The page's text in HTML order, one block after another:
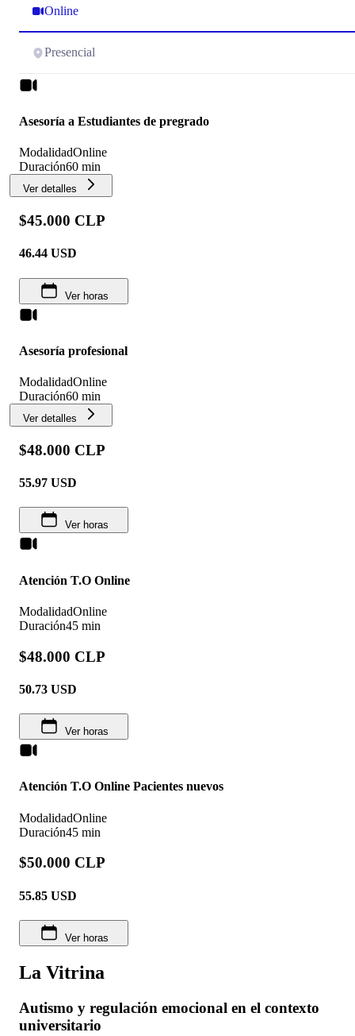
Online
Presencial
Asesoría a Estudiantes de pregrado
ModalidadOnline
Duración60 min
Ver detalles
$45.000 CLP
46.44 USD
Ver horas
Asesoría profesional
ModalidadOnline
Duración60 min
Ver detalles
$48.000 CLP
55.97 USD
Ver horas
Atención T.O Online
ModalidadOnline
Duración45 min
$48.000 CLP
50.73 USD
Ver horas
Atención T.O Online Pacientes nuevos
ModalidadOnline
Duración45 min
$50.000 CLP
55.85 USD
Ver horas
La Vitrina
Autismo y regulación emocional en el contexto
universitario